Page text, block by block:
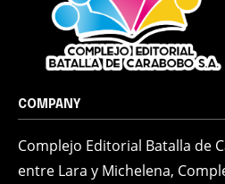
COMPANY
Complejo Editorial Batalla de
entre Lara y Michelena,